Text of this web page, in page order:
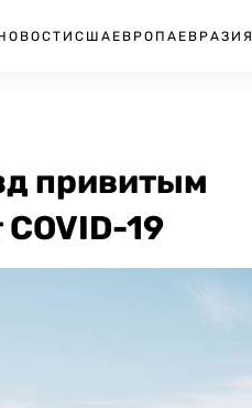
США ЕВРОПА ЕВРАЗИЯ
привитым
19